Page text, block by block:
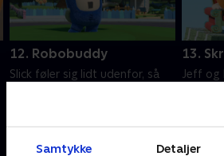
Samtykke Detaljer
12. Robobuddy
Slick føler sig lidt udenfor, så
13.
Jeff og
2.